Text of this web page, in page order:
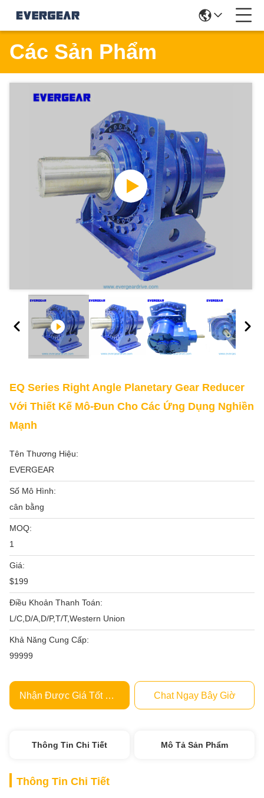
Các Sản Phẩm
EQ Series Right Angle Planetary Gear Reducer
Với Thiết Kế Mô-Đun Cho Các Ứng Dụng Nghiền
Mạnh
Tên Thương Hiệu:
EVERGEAR
Số Mô Hình:
cân bằng
MOQ:
1
Giá:
$199
Điều Khoản Thanh Toán:
L/C,D/A,D/P,T/T,Western Union
Khả Năng Cung Cấp:
99999
Nhận Được Giá Tốt Nhất Chat Ngay Bây Giờ
Thông Tin Chi Tiết Mô Tả Sản Phẩm
Thông Tin Chi Tiết